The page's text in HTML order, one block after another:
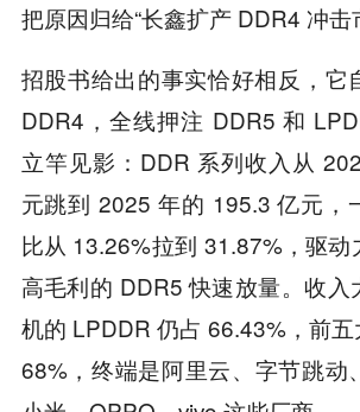
把原因归给“长鑫扩产 DDR4 冲击
招股书给出的事实恰好相反，它
DDR4，全线押注 DDR5 和
立竿见影：DDR 系列收入从
元跳到 2025 年的 195.3 亿元，
比从 13.26%拉到 31.87%，驱动
高毛利的 DDR5 快速放量。收入
机的 LPDDR 仍占 66.43%，前
68%，终端是阿里云、字节跳动